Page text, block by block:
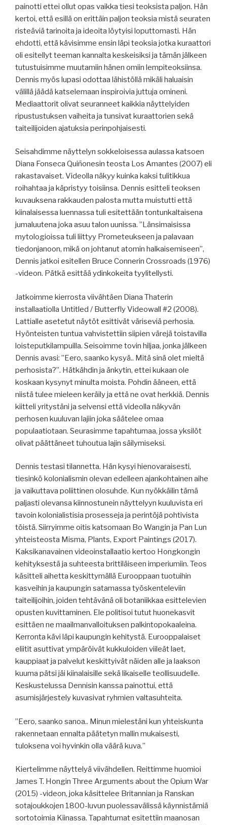
painotti ettei ollut opas vaikka tiesi teoksista paljon. Hän
kertoi, että esillä on erittäin paljon teoksia mistä seuraten
risteäviä tarinoita ja ideoita löytyisi loputtomasti. Hän
ehdotti, että kävisimme ensin läpi teoksia jotka kuraattori
oli esitellyt teeman kannalta keskeisiksi ja tämän jälkeen
tutustuisimme muutamiin hänen omiin lempiteoksiinsa.
Dennis myös lupasi odottaa lähistöllä mikäli haluaisin
välillä jäädä katselemaan inspiroivia juttuja omineni.
Mediaattorit olivat seuranneet kaikkia näyttelyiden
ripustustuksen vaiheita ja tunsivat kuraattorien sekä
taiteilijoiden ajatuksia perinpohjaisesti.
Seisahdimme näyttelyn sokkeloisessa aulassa katsoen
Diana Fonseca Quiñonesin teosta Los Amantes (2007) eli
rakastavaiset. Videolla näkyy kuinka kaksi tulitikkua
roihahtaa ja käpristyy toisiinsa. Dennis esitteli teoksen
kuvauksena rakkauden palosta mutta muistutti että
kiinalaisessa luennassa tuli esitettään tontunkaltaisena
jumaluutena joka asuu talon uunissa. ”Länsimaisissa
mytologioissa tuli liittyy Prometeukseen ja palavaan
tiedonjanoon, mikä on johtanut atomin halkaisemiseen”,
Dennis jatkoi esitellen Bruce Connerin Crossroads (1976)
-videon. Pätkä esittää ydinkokeita tyylitellysti.
Jatkoimme kierrosta viivähtäen Diana Thaterin
installaatiolla Untitled / Butterfly Videowall #2 (2008).
Lattialle asetetut näytöt esittivät väriseviä perhosia.
Hyönteisten tuntua vahvistettiin siipien värejä toistavilla
loisteputkilampuilla. Seisoimme tovin hiljaa, jonka jälkeen
Dennis avasi: ”Eero, saanko kysyä.. Mitä sinä olet mieltä
perhosista?”. Hätkähdin ja änkytin, ettei kukaan ole
koskaan kysynyt minulta moista. Pohdin ääneen, että
niistä tulee mieleen keräily ja että ne ovat herkkiä. Dennis
kiitteli yritystäni ja selvensi että videolla näkyvän
perhosen kuuluvan lajiin joka säätelee omaa
populaatiotaan. Seurasimme tapahtumaa, jossa yksilöt
olivat päättäneet tuhoutua lajin säilymiseksi.
Dennis testasi tilannetta. Hän kysyi hienovaraisesti,
tiesinkö kolonialismin olevan edelleen ajankohtainen aihe
ja vaikuttava poliittinen olosuhde. Kun nyökkäilin tämä
paljasti olevansa kiinnostunein näyttelyyn kuuluvista eri
tavoin kolonialistisia prosesseja ja perintöjä pohtivista
töistä. Siirryimme oitis katsomaan Bo Wangin ja Pan Lun
yhteisteosta Misma, Plants, Export Paintings (2017).
Kaksikanavainen videoinstallaatio kertoo Hongkongin
kehityksestä ja suhteesta brittiläiseen imperiumiin. Teos
käsitteli aihetta keskittymällä Eurooppaan tuotuihin
kasveihin ja kaupungin satamassa työskenteleviin
taiteilijoihin, joiden tehtävänä oli botaniikkaa esittelevien
opusten kuvittaminen. Ele politisoi tutut huonekasvit
esittäen ne maailmanvalloituksen palkintopokaaleina.
Kerronta kävi läpi kaupungin kehitystä. Eurooppalaiset
eliitit asuttivat ympäröivät kukkuloiden viileät laet,
kauppiaat ja palvelut keskittyivät näiden alle ja laakson
kuuma pätsi jäi kiinalaisille sekä likaiselle teollisuudelle.
Keskustelussa Dennisin kanssa painottui, että
asumisjärjestely kuvasivat ryhmien valtasuhteita.
”Eero, saanko sanoa.. Minun mielestäni kun yhteiskunta
rakennetaan ennalta päätetyn mallin mukaisesti,
tuloksena voi hyvinkin olla väärä kuva.”
Kiertelimme näyttelyä viivähdellen. Reittimme huomioi
James T. Hongin Three Arguments about the Opium War
(2015) -videon, joka käsittelee Britannian ja Ranskan
sotajoukkojen 1800-luvun puolessavälissä käynnistämiä
sortotoimia Kiinassa. Tapahtumat esitettiin maanosan